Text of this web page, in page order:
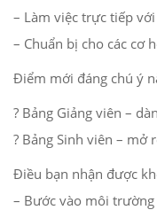
– Làm việc trực tiếp
– Chuẩn bị cho các cơ
Điểm mới đáng chú ý
? Bảng Giảng viên –
? Bảng Sinh viên –
Điều bạn nhận được
– Bước vào môi